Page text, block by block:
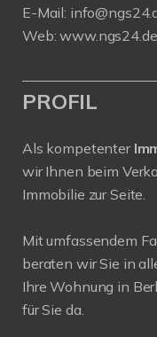
E-Mail:
Web:www.ngs24.de
PROFIL
Als kompetenter
wir Ihnen beim
Immobilie zur Seite.
Mit umfassendem
beraten wir Sie in
Ihre Wohnung in
für Sie da.